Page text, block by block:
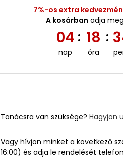
7%-os extra
A kosárban adja
04
nap
: 18
óra
:
Tanácsra van szüksége? Hagyjon
Vagy hívjon minket a következő
16:00) és adja le rendelését